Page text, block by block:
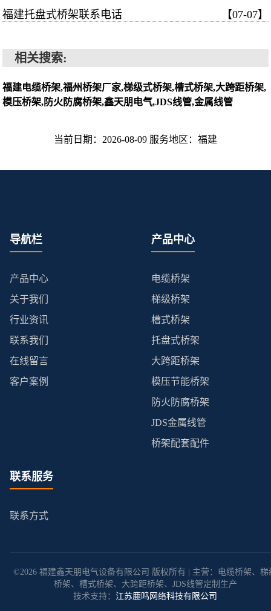
福建托盘式桥架联系电话 【07-07】
相关搜索:
福建电缆桥架,福州桥架厂家,梯级式桥架,槽式桥架,大跨距桥架,
模压桥架,防火防腐桥架,鑫天朋电气,JDS线管,金属线管
当前日期：2026-08-09 服务地区：福建
导航栏
产品中心
关于我们
行业资讯
联系我们
在线留言
客户案例
产品中心
电缆桥架
梯级桥架
槽式桥架
托盘式桥架
大跨距桥架
模压节能桥架
防火防腐桥架
JDS金属线管
桥架配套配件
联系服务
联系方式
©2026 福建鑫天朋电气设备有限公司 版权所有 | 主营：电缆桥架、梯
桥架、槽式桥架、大跨距桥架、JDS线管定制生产
技术支持： 江苏鹿鸣网络科技有限公司